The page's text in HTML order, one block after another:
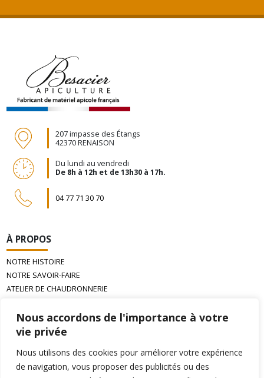
Nous accordons de l'importance à votre
vie privée
Nous utilisons des cookies pour améliorer votre expérience
de navigation, vous proposer des publicités ou des
207 impasse des Étangs
42370 RENAISON
Du lundi au vendredi
De 8h à 12h et de 13h30 à 17h.
04 77 71 30 70
À PROPOS
NOTRE HISTOIRE
NOTRE SAVOIR-FAIRE
ATELIER DE CHAUDRONNERIE
INFORMATIONS
PAIEMENT